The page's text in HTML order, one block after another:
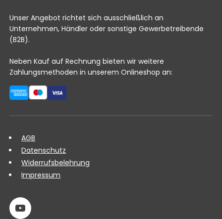
Unser Angebot richtet sich ausschließlich an
Unternehmen, Händler oder sonstige Gewerbetreibende
(B2B).
Neben Kauf auf Rechnung bieten wir weitere
Zahlungsmethoden in unserem Onlineshop an:
AGB
Datenschutz
Widerrufsbelehrung
Impressum
youTube